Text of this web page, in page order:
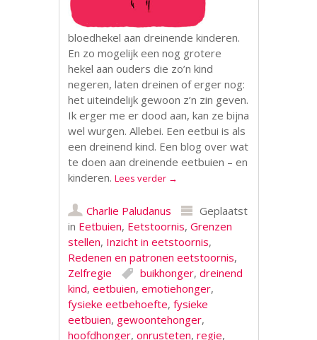
bloedhekel aan dreinende kinderen.
En zo mogelijk een nog grotere
hekel aan ouders die zo’n kind
negeren, laten dreinen of erger nog:
het uiteindelijk gewoon z’n zin geven.
Ik erger me er dood aan, kan ze bijna
wel wurgen. Allebei. Een eetbui is als
een dreinend kind. Een blog over wat
te doen aan dreinende eetbuien – en
kinderen.Lees verder →
Charlie Paludanus
Geplaatst
in Eetbuien, Eetstoornis,Grenzen
stellen, Inzicht in eetstoornis,
Redenen en patronen eetstoornis,
Zelfregie
buikhonger,dreinend
kind,eetbuien,emotiehonger,
fysieke eetbehoefte,fysieke
eetbuien, gewoontehonger,
hoofdhonger,onrusteten,regie,